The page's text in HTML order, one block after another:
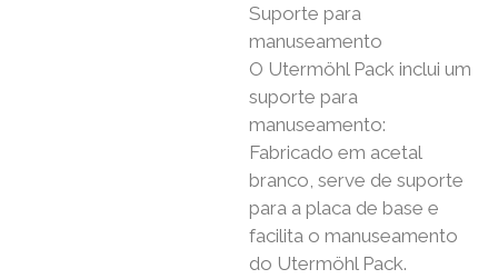
Suporte para
manuseamento
O Utermöhl Pack inclui um
suporte para
manuseamento:
Fabricado em acetal
branco, serve de suporte
para a placa de base e
facilita o manuseamento
do Utermöhl Pack.